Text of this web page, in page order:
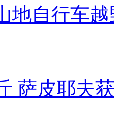
地自行车
萨皮耶夫